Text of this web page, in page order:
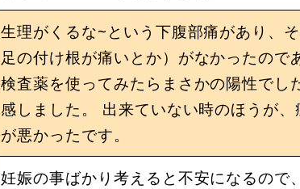
生理がくるな~という下腹部痛があり、
足の付け根が痛いとか）がなかったの
検査薬を使ってみたらまさかの陽性で
感しました。 出来ていない時のほうが
が悪かったです。
妊娠の事ばかり考えると不安になるの